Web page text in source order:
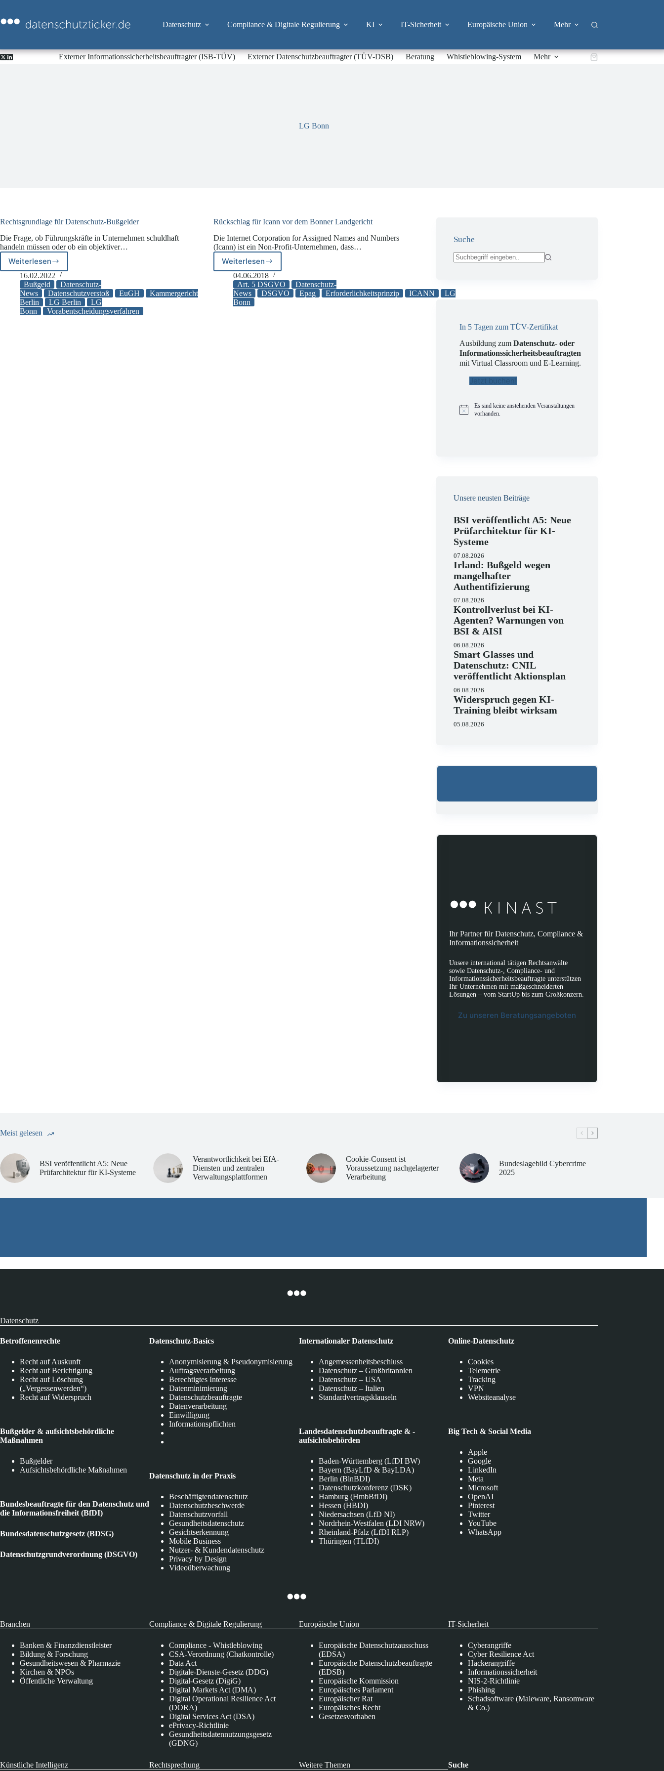
springen
Datenschutz Compliance & Digitale Regulierung KI IT-Sicherheit Europäische Union Mehr
Externer Informationssicherheitsbeauftragter (ISB-TÜV) Externer Datenschutzbeauftragter (TÜV-DSB) Beratung Whistleblowing-System Mehr Warenkorb
LG Bonn
Rechtsgrundlage für Datenschutz-Bußgelder
Die Frage, ob Führungskräfte in Unternehmen schuldhaft
handeln müssen oder ob ein objektiver…
WeiterlesenRechtsgrundlage
für
Datenschutz-
Bußgelder
16.02.2022
Bußgeld
Datenschutz-
News
Datenschutzverstoß EuGH
Kammergericht
Berlin
LG Berlin
LG
Bonn
Vorabentscheidungsverfahren
Rückschlag für Icann vor dem Bonner Landgericht
Die Internet Corporation for Assigned Names and Numbers
(Icann) ist ein Non-Profit-Unternehmen, dass…
WeiterlesenRückschlag
für
Icann
vor
dem
04.06.2018
Art. 5 DSGVO
Datenschutz-
News
DSGVO Epag Erforderlichkeitsprinzip ICANN
LG
Bonn
Suche
In 5 Tagen zum TÜV-Zertifikat
Ausbildung zumDatenschutz- oder
Informationssicherheitsbeauftragten
mit Virtual Classroom und E-Learning.
Jetzt buchen!
H
Es sind keine anstehenden Veranstaltungen
vorhanden.
Unsere neusten Beiträge
BSI veröffentlicht A5: Neue
Prüfarchitektur für KI-
Systeme
07.08.2026
Irland: Bußgeld wegen
mangelhafter
Authentifizierung
07.08.2026
Kontrollverlust bei KI-
Agenten? Warnungen von
BSI & AISI
06.08.2026
Smart Glasses und
Datenschutz: CNIL
veröffentlicht Aktionsplan
06.08.2026
Widerspruch gegen KI-
Training bleibt wirksam
05.08.2026
Ihr Partner für Datenschutz, Compliance &
Informationssicherheit
Unsere international tätigen Rechtsanwälte
sowie Datenschutz-, Compliance- und
Informationssicherheitsbeauftragte unterstützen
Ihr Unternehmen mit maßgeschneiderten
Lösungen – vom StartUp bis zum Großkonzern.
Zu unseren Beratungsangeboten
Meist gelesen
BSI veröffentlicht A5: Neue
Prüfarchitektur für KI-Systeme
Verantwortlichkeit bei EfA-
Diensten und zentralen
Verwaltungsplattformen
Cookie-Consent ist
Voraussetzung nachgelagerter
Verarbeitung
Bundeslagebild Cybercrime
2025
Datenschutz
Betroffenenrechte
Recht auf Auskunft
Recht auf Berichtigung
Recht auf Löschung
(„Vergessenwerden“)
Recht auf Widerspruch
Bußgelder & aufsichtsbehördliche
Maßnahmen
Bußgelder
Aufsichtsbehördliche Maßnahmen
Bundesbeauftragte für den Datenschutz und
die Informationsfreiheit (BfDI)
Bundesdatenschutzgesetz (BDSG)
Datenschutzgrundverordnung (DSGVO)
Datenschutz-Basics
Anonymisierung & Pseudonymisierung
Auftragsverarbeitung
Berechtigtes Interesse
Datenminimierung
Datenschutzbeauftragte
Datenverarbeitung
Einwilligung
Informationspflichten
Datenschutz in der Praxis
Beschäftigtendatenschutz
Datenschutzbeschwerde
Datenschutzvorfall
Gesundheitsdatenschutz
Gesichtserkennung
Mobile Business
Nutzer- & Kundendatenschutz
Privacy by Design
Videoüberwachung
Internationaler Datenschutz
Angemessenheitsbeschluss
Datenschutz – Großbritannien
Datenschutz – USA
Datenschutz – Italien
Standardvertragsklauseln
Landesdatenschutzbeauftragte & -
aufsichtsbehörden
Baden-Württemberg (LfDI BW)
Bayern (BayLfD & BayLDA)
Berlin (BlnBDI)
Datenschutzkonferenz (DSK)
Hamburg (HmbBfDI)
Hessen (HBDI)
Niedersachsen (LfD NI)
Nordrhein-Westfalen (LDI NRW)
Rheinland-Pfalz (LfDI RLP)
Thüringen (TLfDI)
Online-Datenschutz
Cookies
Telemetrie
Tracking
VPN
Websiteanalyse
Big Tech & Social Media
Apple
Google
LinkedIn
Meta
Microsoft
OpenAI
Pinterest
Twitter
YouTube
WhatsApp
Branchen
Banken & Finanzdienstleister
Bildung & Forschung
Gesundheitswesen & Pharmazie
Kirchen & NPOs
Öffentliche Verwaltung
Compliance & Digitale Regulierung
Compliance - Whistleblowing
CSA-Verordnung (Chatkontrolle)
Data Act
Digitale-Dienste-Gesetz (DDG)
Digital-Gesetz (DigiG)
Digital Markets Act (DMA)
Digital Operational Resilience Act
(DORA)
Digital Services Act (DSA)
ePrivacy-Richtlinie
Gesundheitsdatennutzungsgesetz
(GDNG)
Europäische Union
Europäische Datenschutzausschuss
(EDSA)
Europäische Datenschutzbeauftragte
(EDSB)
Europäische Kommission
Europäisches Parlament
Europäischer Rat
Europäisches Recht
Gesetzesvorhaben
IT-Sicherheit
Cyberangriffe
Cyber Resilience Act
Hackerangriffe
Informationssicherheit
NIS-2-Richtlinie
Phishing
Schadsoftware (Maleware, Ransomware
& Co.)
Künstliche Intelligenz Rechtsprechung Weitere Themen Suche